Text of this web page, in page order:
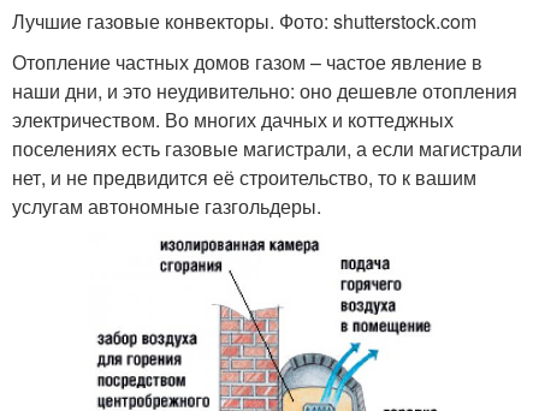
Лучшие газовые конвекторы. Фото: shutterstock.com
Отопление частных домов газом – частое явление в
наши дни, и это неудивительно: оно дешевле отопления
электричеством. Во многих дачных и коттеджных
поселениях есть газовые магистрали, а если магистрали
нет, и не предвидится её строительство, то к вашим
услугам автономные газгольдеры.